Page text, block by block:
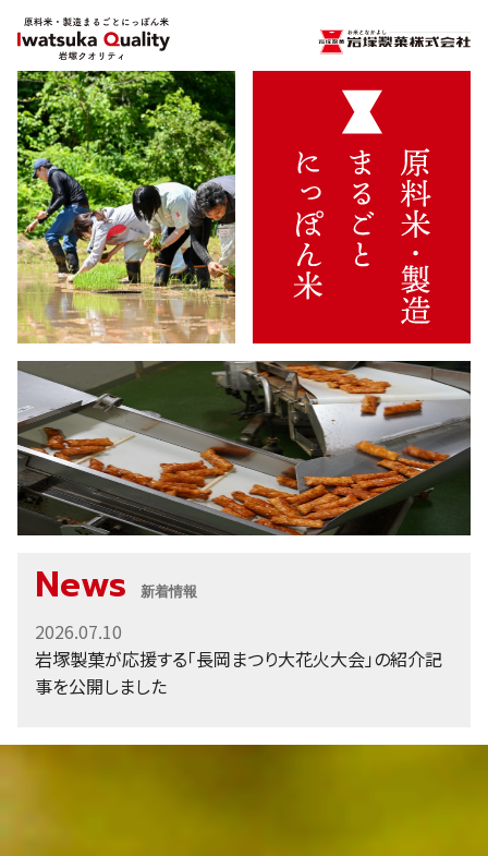
News 新着情報
2026.07.10
岩塚製菓が応援する「長岡まつり大花火大会」の紹介記
事を公開しました